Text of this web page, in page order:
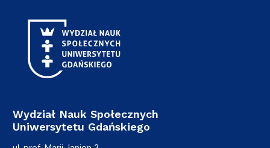
Wydział Nauk Społecznych
Uniwersytetu Gdańskiego